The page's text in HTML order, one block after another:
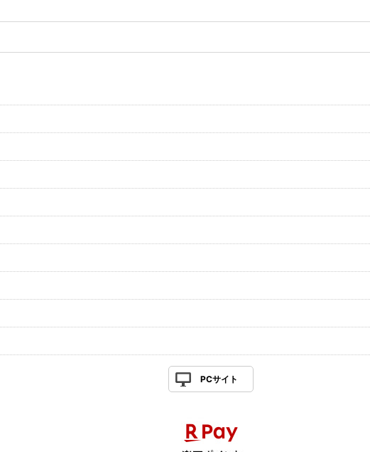
PCサイト